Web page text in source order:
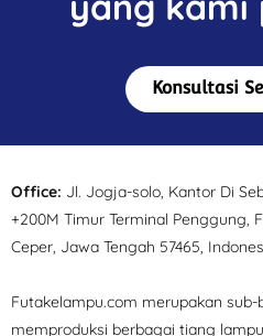
Konsultasi
Office: Jl. Jogja-solo, Kantor Di
+200M Timur Terminal Penggung,
Ceper, Jawa Tengah 57465,
Futakelampu.com merupakan
memproduksi berbagai tiang